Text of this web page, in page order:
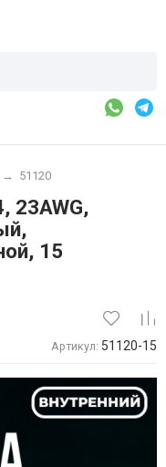
→ 51120
23AWG,
15
Артикул: 51120-15